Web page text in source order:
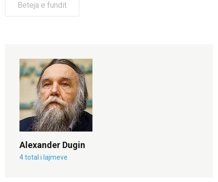
Beteja e fundit
Alexander Dugin
4 total i lajmeve